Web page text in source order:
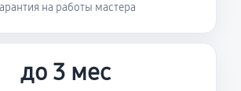
на работы мастера
до 3 мес